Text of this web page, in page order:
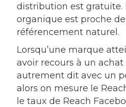
distribution est gratuite.
organique est proche
référencement naturel.
Lorsqu’une marque
avoir recours à un
autrement dit avec un
alors on mesure le
le taux de Reach